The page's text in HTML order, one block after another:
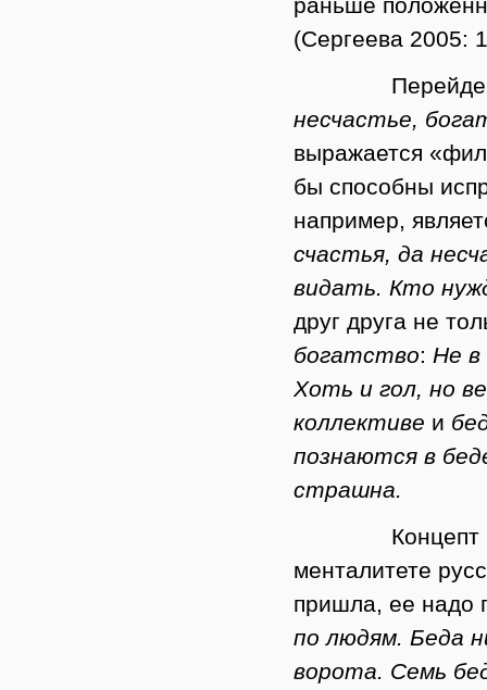
(Сергеева 2005:
несчастье,
выражается
бы способны
например,
счастья, да
видать. Кто
друг друга не
богатство: Не в
Хоть и гол, но
коллективе и
познаются в
страшна.
Концепт
менталитете
пришла, ее надо
по людям. Беда
ворота. Семь